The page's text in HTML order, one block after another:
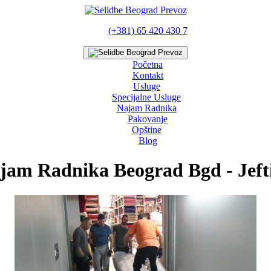
(+381) 65 420 430 7
Početna
Kontakt
Usluge
Specijalne Usluge
Najam Radnika
Pakovanje
Opštine
Blog
Radnika Beograd Bgd -